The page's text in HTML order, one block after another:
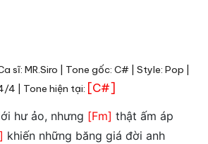
sĩ: MR.Siro | Tone gốc: C# | Style: Pop |
4 | Tone hiện tại: [C#]
hư ảo, nhưng [Fm] thật ấm áp
khiến những băng giá đời anh